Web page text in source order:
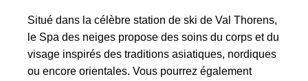
Situé dans la célèbre station de ski de Val Thorens,
le Spa des neiges propose des soins du corps et du
visage inspirés des traditions asiatiques, nordiques
ou encore orientales. Vous pourrez également